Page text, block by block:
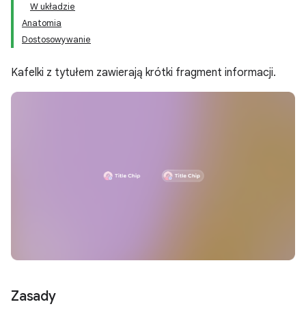
W układzie
Anatomia
Dostosowywanie
Kafelki z tytułem zawierają krótki fragment informacji.
Zasady